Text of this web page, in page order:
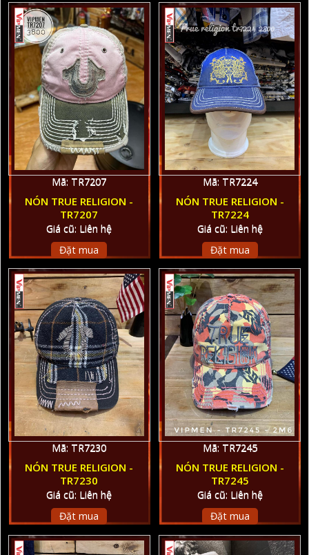
Mã: TR7207
NÓN TRUE RELIGION -
TR7207
Giá cũ: Liên hệ
Đặt mua
Mã: TR7224
NÓN TRUE RELIGION -
TR7224
Giá cũ: Liên hệ
Đặt mua
Mã: TR7230
NÓN TRUE RELIGION -
TR7230
Giá cũ: Liên hệ
Đặt mua
Mã: TR7245
NÓN TRUE RELIGION -
TR7245
Giá cũ: Liên hệ
Đặt mua